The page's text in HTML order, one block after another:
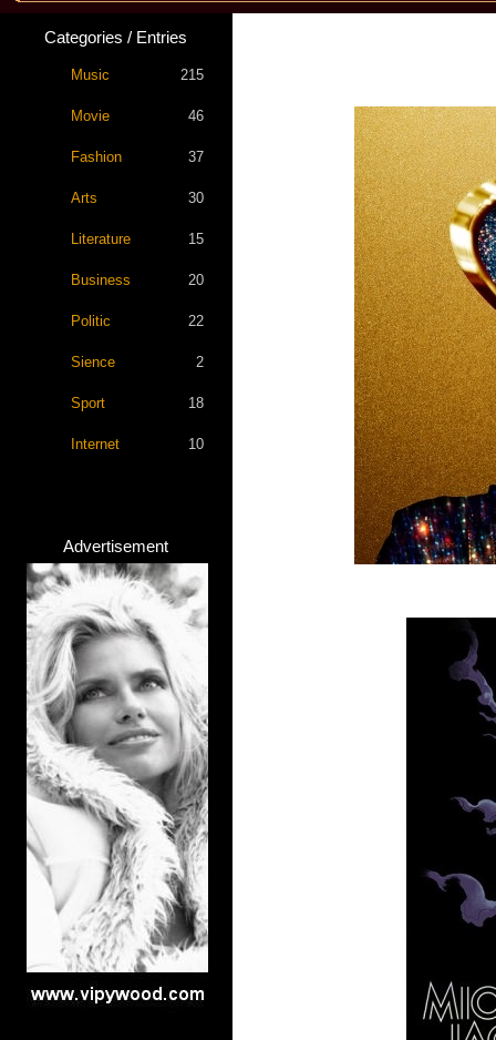
Categories / Entries
Music 215
Movie 46
Fashion 37
Arts 30
Literature 15
Business 20
Politic 22
Sience 2
Sport 18
Internet 10
Advertisement